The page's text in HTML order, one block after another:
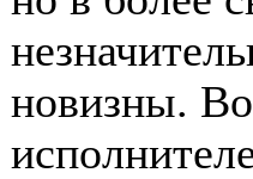
новизны.